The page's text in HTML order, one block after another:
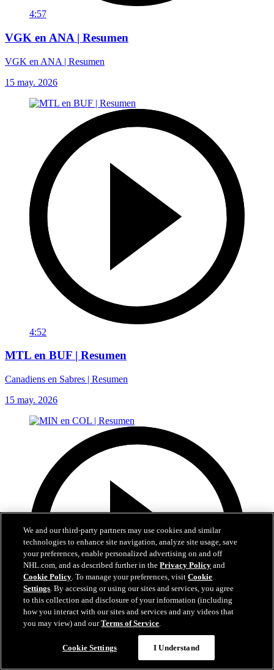
4:57
VGK en ANA | Resumen
VGK en ANA | Resumen
15 may. 2026
4:52
MTL en BUF | Resumen
Canadiens en Sabres | Resumen
15 may. 2026
We and our third-party partners may use cookies and similar
technologies to enhance site navigation, analyze site usage, save
your preferences, enable personalized advertising on and off
NHL.com, and as described further in thePrivacy Policy and
Cookie Policy. To manage your preferences, visitCookie
Settings. By accessing or using our sites and services, you agree
to this collection and disclosure of your information (including
how you interact with our sites and services and any videos that
you may view) and ourTerms of Service.
Cookie Settings I Understand